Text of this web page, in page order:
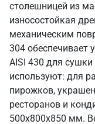
столешницей из
износостойкая
механическим
304 обеспечивает
AISI 430 для
используют: для
пирожков,
ресторанов и
500x800x850 мм.